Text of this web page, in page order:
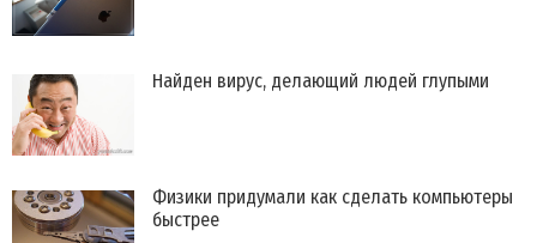
Найден вирус, делающий людей глупыми
​Физики придумали как сделать компьютеры
быстрее